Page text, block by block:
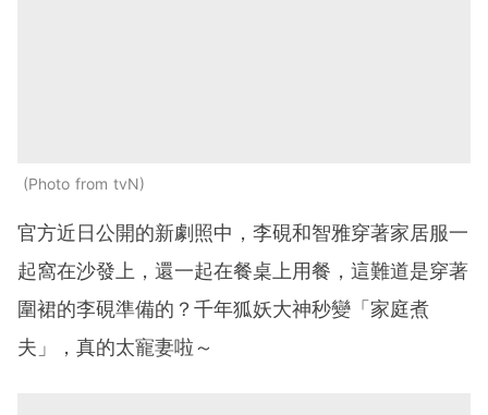
Photo from tvN
官方近日公開的新劇照中，李硯和智雅穿著家居服一
起窩在沙發上，還一起在餐桌上用餐，這難道是穿著
圍裙的李硯準備的？千年狐妖大神秒變「家庭煮
夫」，真的太寵妻啦～